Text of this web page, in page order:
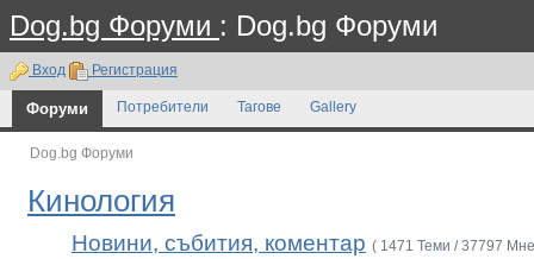
Dog.bg Форуми : Dog.bg Форуми
Вход Регистрация
Форуми Потребители Тагове Gallery
Dog.bg Форуми
Кинология
Новини, събития, коментар ( 1471 Теми / 37797